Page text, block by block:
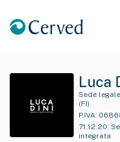
Luca
Sede
(FI)
P.IVA:
71.12.20:
integrata